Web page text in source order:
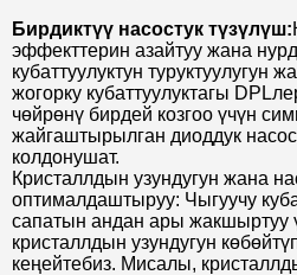
Бирдиктүү насостук түзүлүш:
эффекттерин азайтуу жана
кубаттуулуктун туруктуулугун
жогорку кубаттуулуктагы
чөйрөнү бирдей козгоо үчүн
жайгаштырылган диоддук
колдонушат.
Кристаллдын узундугун жана
оптималдаштыруу: Чыгуучу
сапатын андан ары жакшыртуу
кристаллдын узундугун
кеңейтебиз. Мисалы,